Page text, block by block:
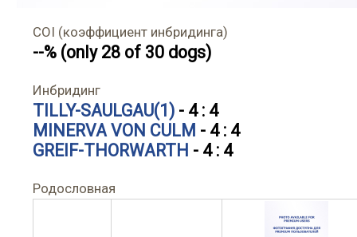
COI (коэффициент инбридинга)
--% (only 28 of 30 dogs)
Инбридинг
TILLY-SAULGAU(1) - 4 : 4
MINERVA VON CULM - 4 : 4
GREIF-THORWARTH - 4 : 4
Родословная